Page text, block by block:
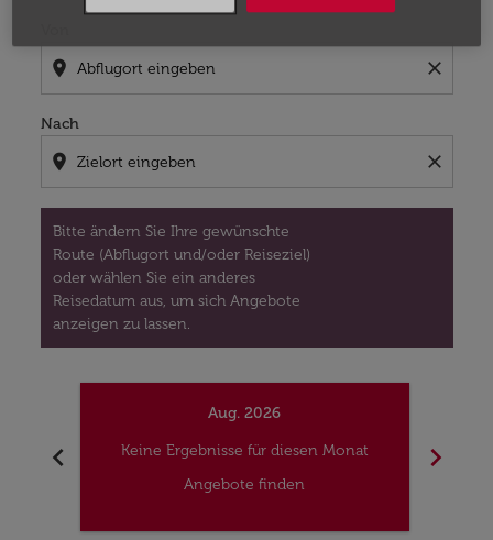
location_on close
Nach
location_on close
Bitte ändern Sie Ihre gewünschte
Route (Abflugort und/oder Reiseziel)
oder wählen Sie ein anderes
Reisedatum aus, um sich Angebote
anzeigen zu lassen.
chevron_left
Aug. 2026
Keine Ergebnisse für diesen Monat
Angebote finden
chevron_right